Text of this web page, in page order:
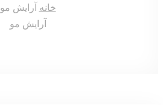
خانه آرایش مو
آرایش مو